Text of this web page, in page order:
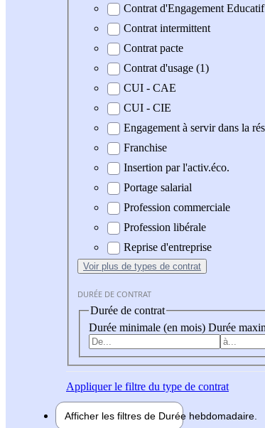
Contrat d'Engagement Educatif
Contrat intermittent
Contrat pacte
Contrat d'usage (1)
CUI - CAE
CUI - CIE
Engagement à servir dans la
Franchise
Insertion par l'activ.éco.
Portage salarial
Profession commerciale
Profession libérale
Reprise d'entreprise
Voir plus de types de contrat
DURÉE DE CONTRAT
Durée de contrat
Durée minimale (en mois) Durée
Appliquerle filtre du type de contrat
Afficher les filtres de Durée hebdomadaire